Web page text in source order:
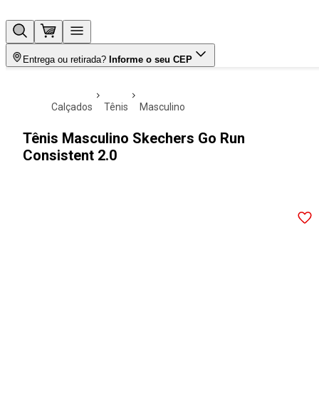
Entrega ou retirada? Informe o seu CEP
calçados tênis masculino
Tênis Masculino Skechers Go Run
Consistent 2.0